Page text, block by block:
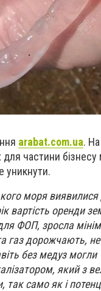
arabat.com.ua. На
для частини
уникнути.
моря виявилися
вартість оренди
ФОП, зросла
газ дорожчають,
без медуз могли
який з
само як і